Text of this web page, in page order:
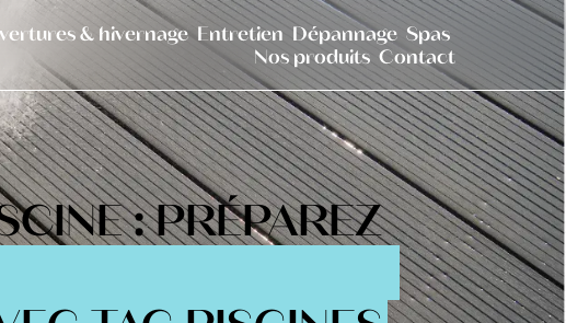
& hivernage Entretien Dépannage Spas
Nos produits Contact
: PRÉPAREZ